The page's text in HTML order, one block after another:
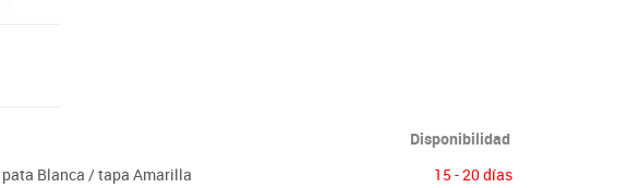
Disponibilidad
Blanca / tapa Amarilla 15 - 20 días